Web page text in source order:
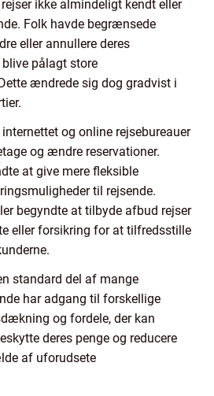
ikke almindeligt kendt eller
Folk havde begrænsede
eller annullere deres
pålagt store
ændrede sig dog gradvist i
og online rejsebureauer
og ændre reservationer.
at give mere fleksible
til rejsende.
begyndte at tilbyde afbud rejser
eller forsikring for at tilfredsstille
standard del af mange
har adgang til forskellige
og fordele, der kan
deres penge og reducere
af uforudsete